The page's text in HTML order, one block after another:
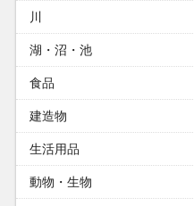
川
湖・沼・池
食品
建造物
生活用品
動物・生物